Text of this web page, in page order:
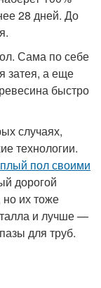
28 дней. До
Сама по себе
затея, а еще
быстро
случаях,
технологии.
пол своими
дорогой
их тоже
и лучше —
для труб.